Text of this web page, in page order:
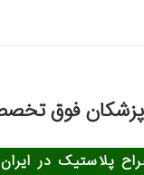
پلاستیک در ایران